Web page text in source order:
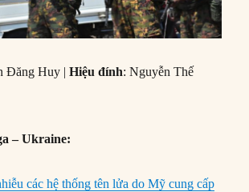
Đăng Huy |Hiệu đính: Nguyễn Thế
– Ukraine:
các hệ thống tên lửa do Mỹ cung cấp